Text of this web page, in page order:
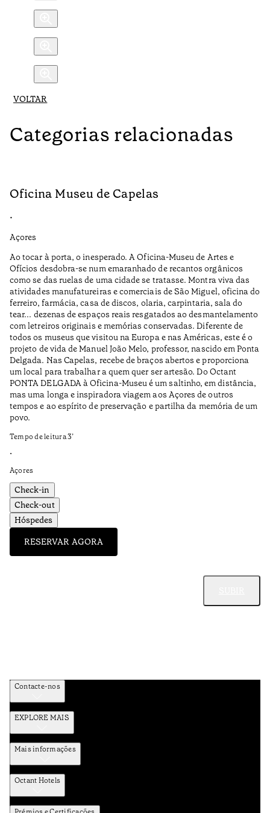
VOLTAR
Categorias relacionadas
Oficina Museu de Capelas
•
Açores
Ao tocar à porta, o inesperado. A Oficina-Museu de Artes e
Ofícios desdobra-se num emaranhado de recantos orgânicos
como se das ruelas de uma cidade se tratasse. Montra viva das
atividades manufatureiras e comerciais de São Miguel, oficina do
ferreiro, farmácia, casa de discos, olaria, carpintaria, sala do
tear... dezenas de espaços reais resgatados ao desmantelamento
com letreiros originais e memórias conservadas. Diferente de
todos os museus que visitou na Europa e nas Américas, este é o
projeto de vida de Manuel João Melo, professor, nascido em Ponta
Delgada. Nas Capelas, recebe de braços abertos e proporciona
um local para trabalhar a quem quer ser artesão. Do Octant
PONTA DELGADA à Oficina-Museu é um saltinho, em distância,
mas uma longa e inspiradora viagem aos Açores de outros
tempos e ao espírito de preservação e partilha da memória de um
povo.
Tempo de leitura3’
•
Açores
Check-in
Check-out
Hóspedes
RESERVAR AGORA
Contacte-nos
EXPLORE MAIS
Mais informações
Octant Hotels